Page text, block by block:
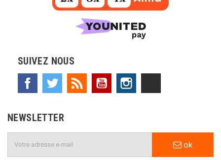
SUIVEZ NOUS
Facebook Twitter Rss YouTube
NEWSLETTER
ok